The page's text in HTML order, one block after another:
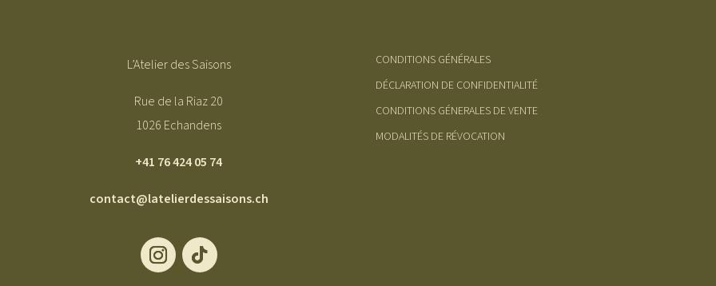
L’Atelier des Saisons
Rue de la Riaz 20
1026 Echandens
+41 76 424 05 74
contact@latelierdessaisons.ch
CONDITIONS GÉNÉRALES
DÉCLARATION DE CONFIDENTIALITÉ
CONDITIONS GÉNERALES DE VENTE
MODALITÉS DE RÉVOCATION